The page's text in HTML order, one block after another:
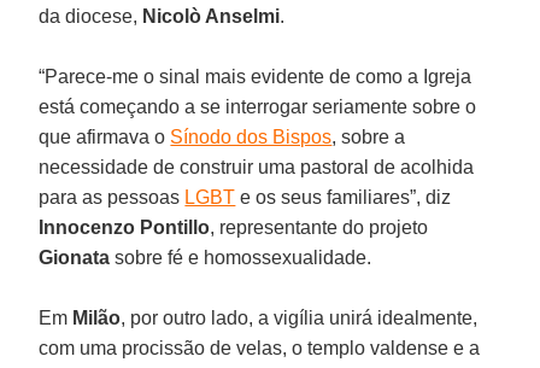
da diocese, Nicolò Anselmi.
“Parece-me o sinal mais evidente de como a Igreja
está começando a se interrogar seriamente sobre o
que afirmava o Sínodo dos Bispos, sobre a
necessidade de construir uma pastoral de acolhida
para as pessoas LGBT e os seus familiares”, diz
Innocenzo Pontillo, representante do projeto
Gionata sobre fé e homossexualidade.
Em Milão, por outro lado, a vigília unirá idealmente,
com uma procissão de velas, o templo valdense e a